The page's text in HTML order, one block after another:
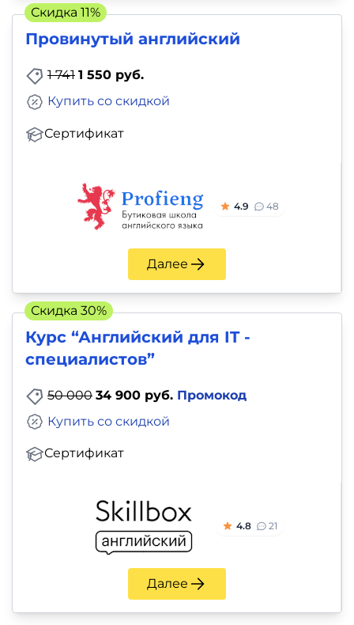
Провинутый английский
1 741 1 550 руб.
Сертификат
Купить со скидкой
4.9 48
Далее
Скидка 11%
Курс “Английский для IT -
специалистов”
50 000 34 900 руб. Промокод
Сертификат
Купить со скидкой
4.8 21
Далее
Скидка 30%